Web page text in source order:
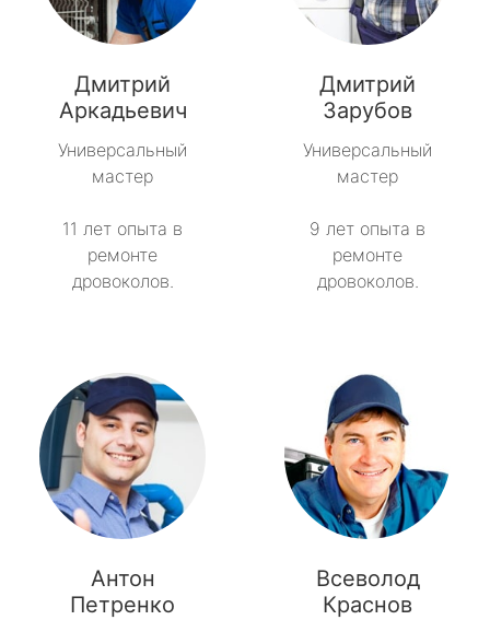
Дмитрий
Аркадьевич
Универсальный
мастер
11 лет опыта в
ремонте
дровоколов.
Дмитрий
Зарубов
Универсальный
мастер
9 лет опыта в
ремонте
дровоколов.
Антон
Петренко
Всеволод
Краснов